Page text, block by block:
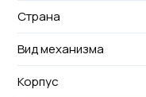
Страна
Вид механизма
Корпус